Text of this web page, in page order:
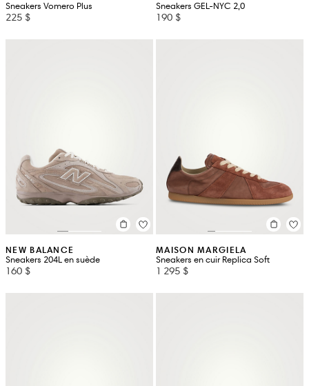
Sneakers Vomero Plus
225 $
Sneakers GEL-NYC 2,0
190 $
NEW BALANCE
Sneakers 204L en suède
160 $
MAISON MARGIELA
Sneakers en cuir Replica Soft
1 295 $